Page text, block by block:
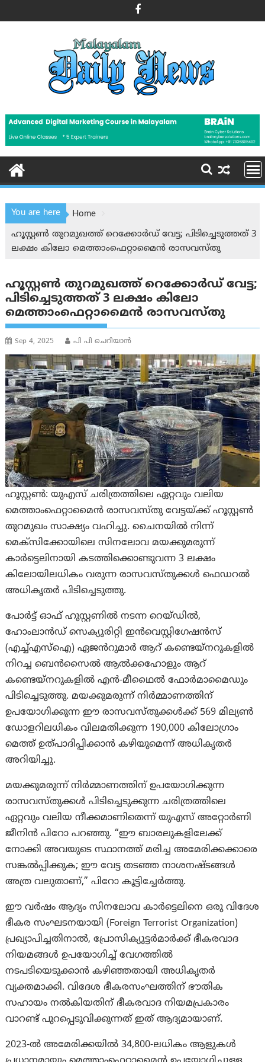
to
You are here
Home
ഹൂസ്റ്റൺ തുറമുഖത്ത് റെക്കോർഡ് വേട്ട; പിടിച്ചെടുത്തത് 3
ലക്ഷം കിലോ മെത്താംഫെറ്റാമൈൻ രാസവസ്തു
ഹൂസ്റ്റൺ തുറമുഖത്ത് റെക്കോർഡ് വേട്ട;
പിടിച്ചെടുത്തത് 3 ലക്ഷം കിലോ
മെത്താംഫെറ്റാമൈൻ രാസവസ്തു
Sep 4, 2025 പി പി ചെറിയാൻ
ഹൂസ്റ്റൺ: യുഎസ് ചരിത്രത്തിലെ ഏറ്റവും വലിയ
മെത്താംഫെറ്റാമൈൻ രാസവസ്തു വേട്ടയ്ക്ക് ഹൂസ്റ്റൺ
തുറമുഖം സാക്ഷ്യം വഹിച്ചു. ചൈനയിൽ നിന്ന്
മെക്സിക്കോയിലെ സിനലോവ മയക്കുമരുന്ന്
കാർട്ടെലിനായി കടത്തിക്കൊണ്ടുവന്ന 3 ലക്ഷം
കിലോയിലധികം വരുന്ന രാസവസ്തുക്കൾ ഫെഡറൽ
അധികൃതർ പിടിച്ചെടുത്തു.
പോർട്ട് ഓഫ് ഹൂസ്റ്റണിൽ നടന്ന റെയ്ഡിൽ,
ഹോംലാൻഡ് സെക്യൂരിറ്റി ഇൻവെസ്റ്റിഗേഷൻസ്
(എച്ച്എസ്ഐ) ഏജൻറുമാർ ആറ് കണ്ടെയ്‌നറുകളിൽ
നിറച്ച ബെൻസൈൽ ആൽക്കഹോളും ആറ്
കണ്ടെയ്‌നറുകളിൽ എൻ-മീഥൈൽ ഫോർമാമൈഡും
പിടിച്ചെടുത്തു. മയക്കുമരുന്ന് നിർമ്മാണത്തിന്
ഉപയോഗിക്കുന്ന ഈ രാസവസ്തുക്കൾക്ക് 569 മില്യൺ
ഡോളറിലധികം വിലമതിക്കുന്ന 190,000 കിലോഗ്രാം
മെത്ത് ഉത്പാദിപ്പിക്കാൻ കഴിയുമെന്ന് അധികൃതർ
അറിയിച്ചു.
മയക്കുമരുന്ന് നിർമ്മാണത്തിന് ഉപയോഗിക്കുന്ന
രാസവസ്തുക്കൾ പിടിച്ചെടുക്കുന്ന ചരിത്രത്തിലെ
ഏറ്റവും വലിയ നീക്കമാണിതെന്ന് യുഎസ് അറ്റോർണി
ജീനിൻ പിറോ പറഞ്ഞു. “ഈ ബാരലുകളിലേക്ക്
നോക്കി അവയുടെ സ്ഥാനത്ത് മരിച്ച അമേരിക്കക്കാരെ
സങ്കൽപ്പിക്കുക; ഈ വേട്ട തടഞ്ഞ നാശനഷ്ടങ്ങൾ
അത്ര വലുതാണ്,” പിറോ കൂട്ടിച്ചേർത്തു.
ഈ വർഷം ആദ്യം സിനലോവ കാർട്ടെലിനെ ഒരു വിദേശ
ഭീകര സംഘടനയായി (Foreign Terrorist Organization)
പ്രഖ്യാപിച്ചതിനാൽ, പ്രോസിക്യൂട്ടർമാർക്ക് ഭീകരവാദ
നിയമങ്ങൾ ഉപയോഗിച്ച് വേഗത്തിൽ
നടപടിയെടുക്കാൻ കഴിഞ്ഞതായി അധികൃതർ
വ്യക്തമാക്കി. വിദേശ ഭീകരസംഘത്തിന് ഭൗതിക
സഹായം നൽകിയതിന് ഭീകരവാദ നിയമപ്രകാരം
വാറണ്ട് പുറപ്പെടുവിക്കുന്നത് ഇത് ആദ്യമായാണ്.
2023-ൽ അമേരിക്കയിൽ 34,800-ലധികം ആളുകൾ